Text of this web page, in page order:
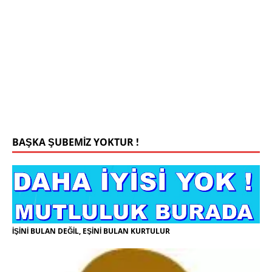
BAŞKA ŞUBEMİZ YOKTUR !
İŞİNİ BULAN DEĞİL, EŞİNİ BULAN KURTULUR